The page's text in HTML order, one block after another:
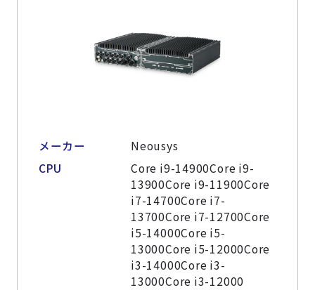
メーカー
Neousys
CPU
Core i9-14900Core i9-
13900Core i9-11900Core
i7-14700Core i7-
13700Core i7-12700Core
i5-14000Core i5-
13000Core i5-12000Core
i3-14000Core i3-
13000Core i3-12000